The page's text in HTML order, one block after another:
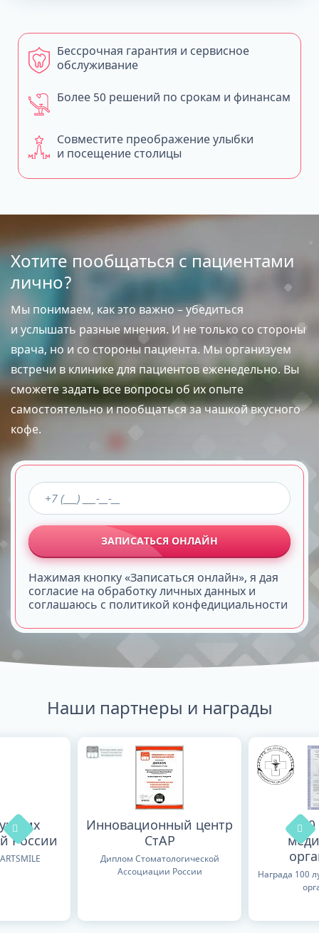
Совместите преображение улыбки
и посещение столицы
Бессрочная гарантия и сервисное
обслуживание
Более 50 решений по срокам и финансам
Хотите пообщаться с пациентами
лично?
Мы понимаем, как это важно – убедиться
и услышать разные мнения. И не только со стороны
врача, но и со стороны пациента. Мы организуем
встречи в клинике для пациентов еженедельно. Вы
сможете задать все вопросы об их опыте
самостоятельно и пообщаться за чашкой вкусного
кофе.
ЗАПИСАТЬСЯ ОНЛАЙН
Нажимая кнопку «Записаться онлайн», я дая
согласие на обработку личных данных и
соглашаюсь с политикой конфедициальности
Наши партнеры и награды
России
Инновационный центр
СтАР
Диплом Стоматологической
Ассоциации России
Награда 100